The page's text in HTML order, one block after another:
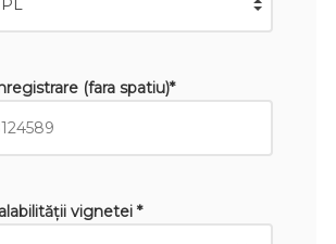
(fara spatiu)*
vignetei *